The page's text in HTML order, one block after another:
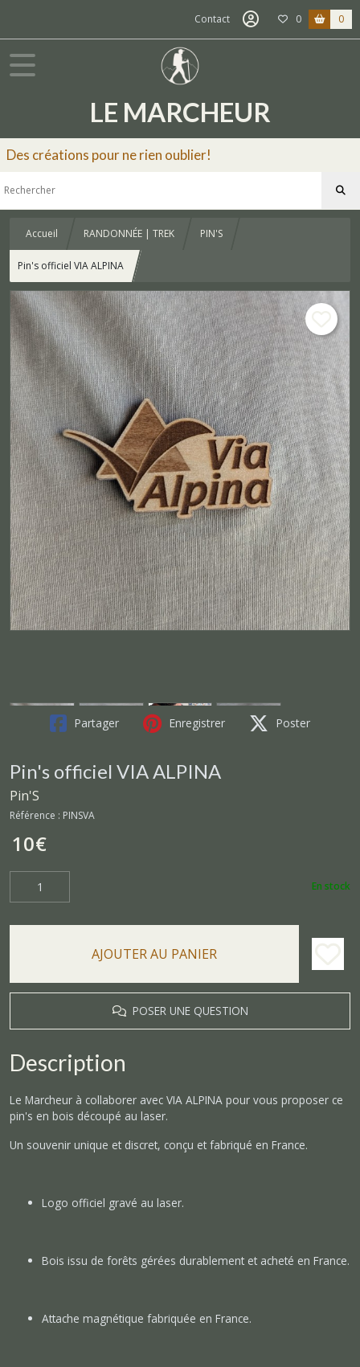
Contact 0 0
LE MARCHEUR
Des créations pour ne rien oublier!
Accueil RANDONNÉE | TREK PIN'S
Pin's officiel VIA ALPINA
Partager Enregistrer Poster
Pin's officiel VIA ALPINA
Pin'S
Référence : PINSVA
10€
En stock
AJOUTER AU PANIER
POSER UNE QUESTION
Description
Le Marcheur à collaborer avec VIA ALPINA pour vous proposer ce
pin's en bois découpé au laser.
Un souvenir unique et discret, conçu et fabriqué en France.
Logo officiel gravé au laser.
Bois issu de forêts gérées durablement et acheté en France.
Attache magnétique fabriquée en France.